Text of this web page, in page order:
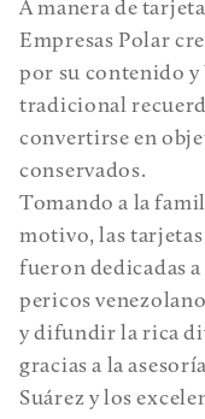
A manera de
Empresas Polar
por su contenido y
tradicional
convertirse en
conservados.
Tomando a la
motivo, las tarjetas
fueron dedicadas
pericos
y difundir la rica
gracias a la
Suárez y los